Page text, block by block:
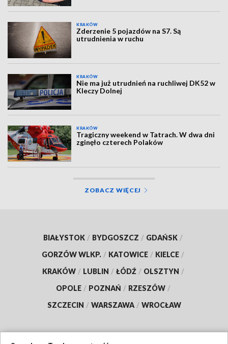
KRAKÓW
Zderzenie 5 pojazdów na S7. Są
utrudnienia w ruchu
KRAKÓW
Nie ma już utrudnień na ruchliwej DK52 w
Kleczy Dolnej
KRAKÓW
Tragiczny weekend w Tatrach. W dwa dni
zginęło czterech Polaków
ZOBACZ WIĘCEJ
BIAŁYSTOK / BYDGOSZCZ / GDAŃSK /
GORZÓW WLKP. / KATOWICE / KIELCE /
KRAKÓW / LUBLIN / ŁÓDŹ / OLSZTYN /
OPOLE / POZNAŃ / RZESZÓW /
SZCZECIN / WARSZAWA / WROCŁAW